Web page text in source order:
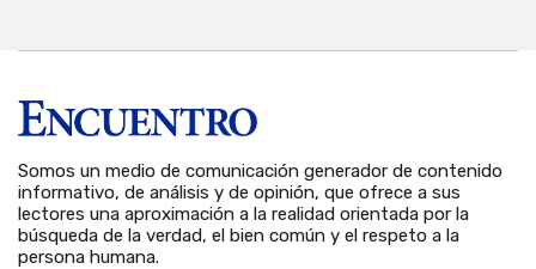
Somos un medio de comunicación generador de contenido
informativo, de análisis y de opinión, que ofrece a sus
lectores una aproximación a la realidad orientada por la
búsqueda de la verdad, el bien común y el respeto a la
persona humana.